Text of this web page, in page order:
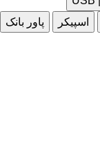
اسپیکر
پاور بانک